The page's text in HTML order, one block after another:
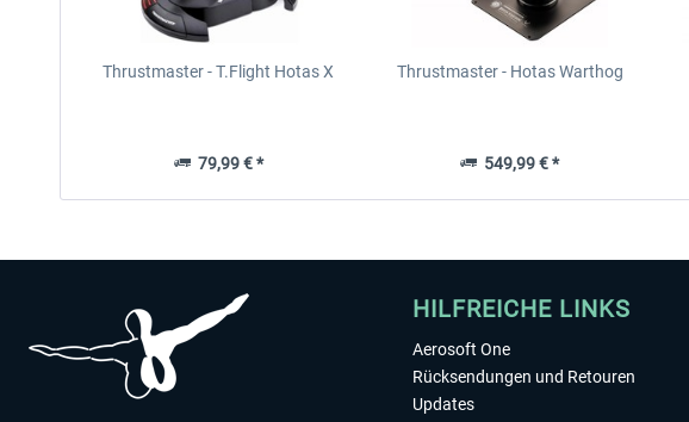
Thrustmaster - T.Flight Hotas X
79,99 € *
Thrustmaster - Hotas Warthog
549,99 € *
HILFREICHE LINKS
Aerosoft One
Rücksendungen und Retouren
Updates